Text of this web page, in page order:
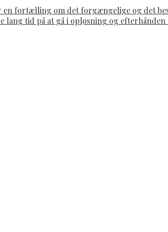
fortælling om det forgængelige og det
tid på at gå i opløsning og efterhånden